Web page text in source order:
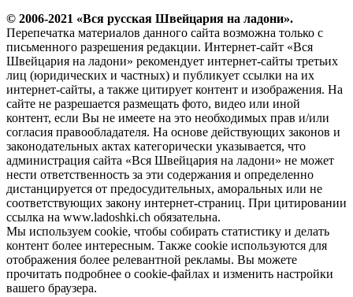
© 2006-2021 «Вся русская Швейцария на ладони».
Перепечатка материалов данного сайта возможна только с
письменного разрешения редакции. Интернет-сайт «Вся
Швейцария на ладони» рекомендует интернет-сайты третьих
лиц (юридических и частных) и публикует ссылки на их
интернет-сайты, а также цитирует контент и изображения. На
сайте не разрешается размещать фото, видео или иной
контент, если Вы не имеете на это необходимых прав и/или
согласия правообладателя. На основе действующих законов и
законодательных актах категорически указывается, что
администрация сайта «Вся Швейцария на ладони» не может
нести ответственность за эти содержания и определенно
дистанцируется от предосудительных, аморальных или не
соответствующих закону интернет-страниц. При цитировании
ссылка на www.ladoshki.ch обязательна.
Мы используем cookie, чтобы собирать статистику и делать
контент более интересным. Также cookie используются для
отображения более релевантной рекламы. Вы можете
прочитать подробнее о cookie-файлах и изменить настройки
вашего браузера.